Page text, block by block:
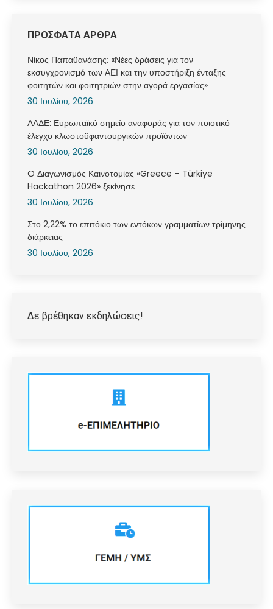
ΠΡΟΣΦΑΤΑ ΑΡΘΡΑ
Νίκος Παπαθανάσης: «Νέες δράσεις για τον
εκσυγχρονισμό των ΑΕΙ και την υποστήριξη ένταξης
φοιτητών και φοιτητριών στην αγορά εργασίας»
30 Ιουλίου, 2026
ΑΑΔΕ: Ευρωπαϊκό σημείο αναφοράς για τον ποιοτικό
έλεγχο κλωστοϋφαντουργικών προϊόντων
30 Ιουλίου, 2026
O Διαγωνισμός Καινοτομίας «Greece – Türkiye
Hackathon 2026» ξεκίνησε
30 Ιουλίου, 2026
Στο 2,22% το επιτόκιο των εντόκων γραμματίων τρίμηνης
διάρκειας
30 Ιουλίου, 2026
Δε βρέθηκαν εκδηλώσεις!